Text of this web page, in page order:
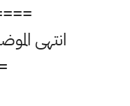
انتهى